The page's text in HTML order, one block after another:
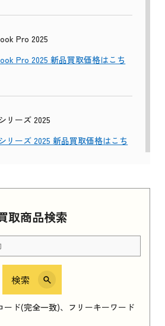
取商品検索
検索
ード(完全一致)、フリーキーワード
Pro 2025
Pro 2025 新品買取価格はこち
リーズ 2025
リーズ 2025 新品買取価格はこち
Series 11 2025 新品買取価格はこ
シリーズ 2025
シリーズ 2025 新品買取価格はこち